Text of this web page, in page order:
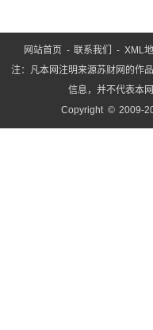
网站首页 -联系我们 - XML
注：凡本网注明来源苏财网的作
信息，并不代表本
Copyright © 2009-